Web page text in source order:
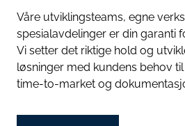
Våre utviklingsteams, egne
spesialavdelinger er din garanti
Vi setter det riktige hold og
løsninger med kundens behov
time-to-market og